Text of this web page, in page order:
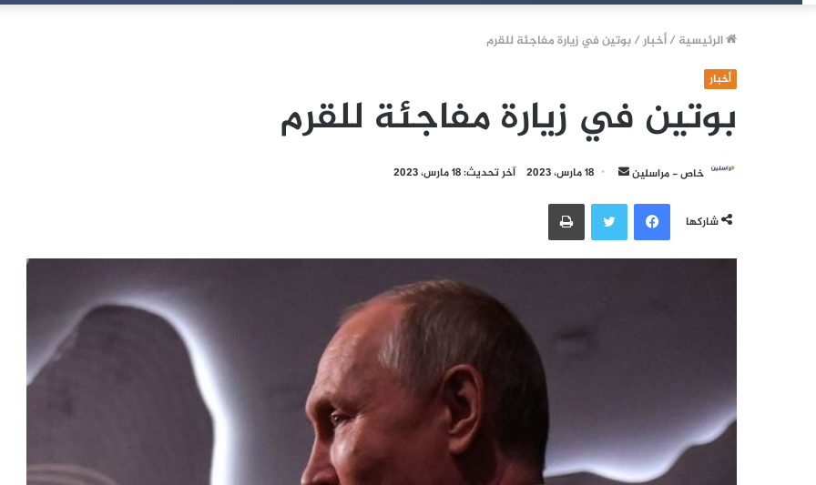
الرئيسية /أخبار/بوتين في زيارة مفاجئة للقرم
أخبار
بوتين في زيارة مفاجئة للقرم
خاص - مراسلين
أرسل
إلكترونيا
18 مارس، 2023 آخر تحديث: 18 مارس، 2023
شاركها
فيسبوكتويتر طباعة